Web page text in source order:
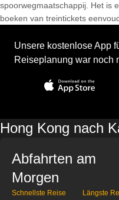
spoorwegmaatschappij. Het is
boeken van treintickets
Unsere kostenlose App
Reiseplanung war noch
Hong Kong nach
Abfahrten am
Morgen
Schnellste Reise Längste